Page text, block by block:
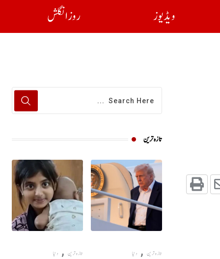
ویڈیوز روز انگلش
تازہ ترین
تازہ ترین, دنیا تازہ ترین, دنیا